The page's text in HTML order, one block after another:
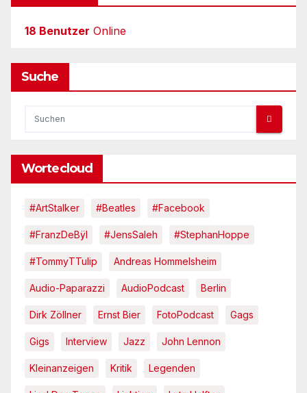
18 Benutzer Online
Suche
Wortecloud
#ArtStalker #Beatles #Facebook
#FranzDeBÿl #JensSaleh #StephanHoppe
#TommyTTulip Andreas Hommelsheim
Audio-Paparazzi AudioPodcast Berlin
Dirk Zöllner Ernst Bier FotoPodcast Gags
Gigs Interview Jazz John Lennon
Kleinanzeigen Kritik Legenden